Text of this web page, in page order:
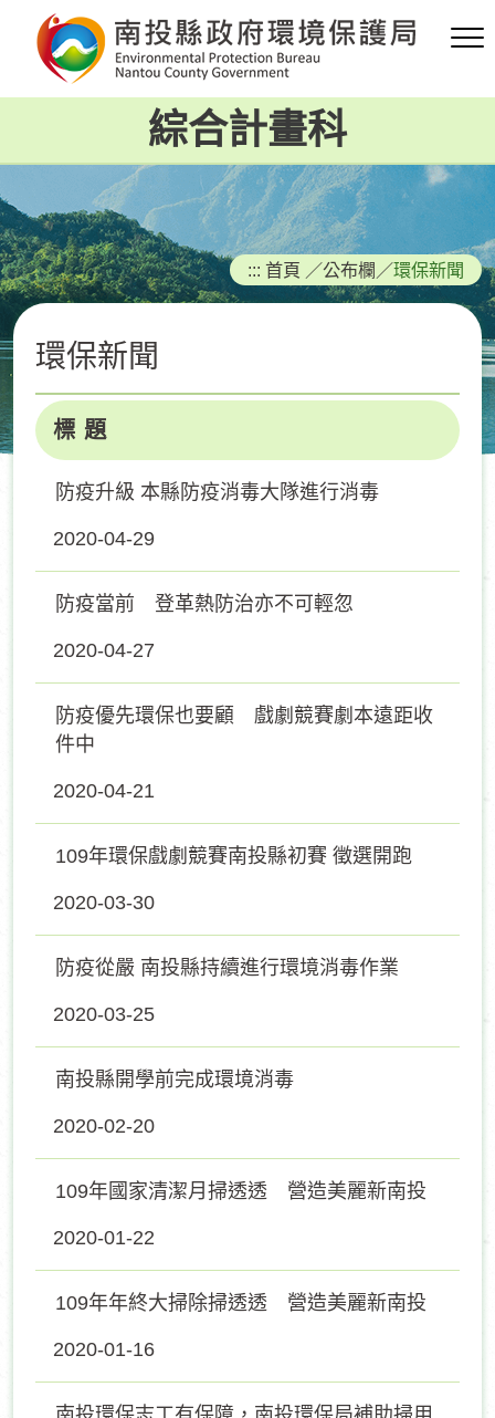
要
容
區
塊
綜合計畫科
::: 首頁 ／公布欄 ／環保新聞
環保新聞
標 題
防疫升級 本縣防疫消毒大隊進行消毒
2020-04-29
防疫當前 登革熱防治亦不可輕忽
2020-04-27
防疫優先環保也要顧 戲劇競賽劇本遠距收
件中
2020-04-21
109年環保戲劇競賽南投縣初賽 徵選開跑
2020-03-30
防疫從嚴 南投縣持續進行環境消毒作業
2020-03-25
南投縣開學前完成環境消毒
2020-02-20
109年國家清潔月掃透透 營造美麗新南投
2020-01-22
109年年終大掃除掃透透 營造美麗新南投
2020-01-16